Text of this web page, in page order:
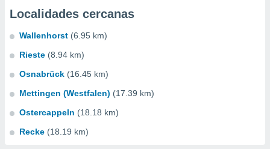
Localidades cercanas
Wallenhorst (6.95 km)
Rieste (8.94 km)
Osnabrück (16.45 km)
Mettingen (Westfalen) (17.39 km)
Ostercappeln (18.18 km)
Recke (18.19 km)